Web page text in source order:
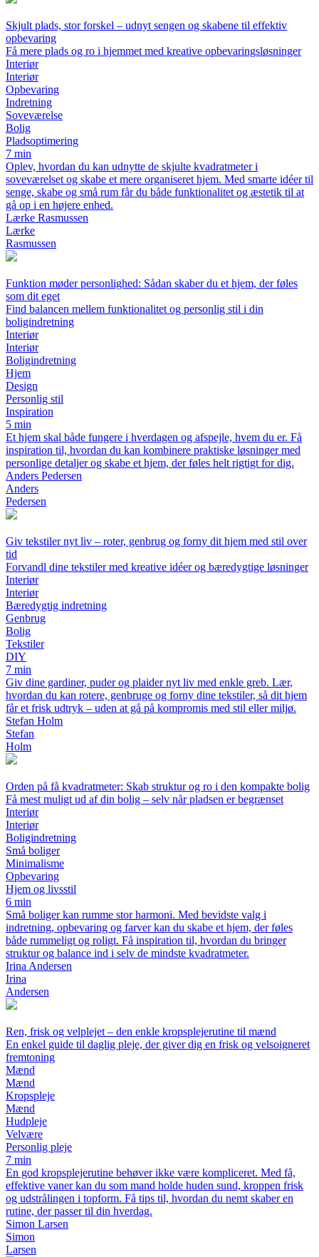
Skjult plads, stor forskel – udnyt sengen og skabene til effektiv
opbevaring
Få mere plads og ro i hjemmet med kreative opbevaringsløsninger
Interiør
Interiør
Opbevaring
Indretning
Soveværelse
Bolig
Pladsoptimering
7 min
Oplev, hvordan du kan udnytte de skjulte kvadratmeter i
soveværelset og skabe et mere organiseret hjem. Med smarte idéer til
senge, skabe og små rum får du både funktionalitet og æstetik til at
gå op i en højere enhed.
Lærke Rasmussen
Lærke
Rasmussen
Funktion møder personlighed: Sådan skaber du et hjem, der føles
som dit eget
Find balancen mellem funktionalitet og personlig stil i din
boligindretning
Interiør
Interiør
Boligindretning
Hjem
Design
Personlig stil
Inspiration
5 min
Et hjem skal både fungere i hverdagen og afspejle, hvem du er. Få
inspiration til, hvordan du kan kombinere praktiske løsninger med
personlige detaljer og skabe et hjem, der føles helt rigtigt for dig.
Anders Pedersen
Anders
Pedersen
Giv tekstiler nyt liv – roter, genbrug og forny dit hjem med stil over
tid
Forvandl dine tekstiler med kreative idéer og bæredygtige løsninger
Interiør
Interiør
Bæredygtig indretning
Genbrug
Bolig
Tekstiler
DIY
7 min
Giv dine gardiner, puder og plaider nyt liv med enkle greb. Lær,
hvordan du kan rotere, genbruge og forny dine tekstiler, så dit hjem
får et frisk udtryk – uden at gå på kompromis med stil eller miljø.
Stefan Holm
Stefan
Holm
Orden på få kvadratmeter: Skab struktur og ro i den kompakte bolig
Få mest muligt ud af din bolig – selv når pladsen er begrænset
Interiør
Interiør
Boligindretning
Små boliger
Minimalisme
Opbevaring
Hjem og livsstil
6 min
Små boliger kan rumme stor harmoni. Med bevidste valg i
indretning, opbevaring og farver kan du skabe et hjem, der føles
både rummeligt og roligt. Få inspiration til, hvordan du bringer
struktur og balance ind i selv de mindste kvadratmeter.
Irina Andersen
Irina
Andersen
Ren, frisk og velplejet – den enkle kropsplejerutine til mænd
En enkel guide til daglig pleje, der giver dig en frisk og velsoigneret
fremtoning
Mænd
Mænd
Kropspleje
Mænd
Hudpleje
Velvære
Personlig pleje
7 min
En god kropsplejerutine behøver ikke være kompliceret. Med få,
effektive vaner kan du som mand holde huden sund, kroppen frisk
og udstrålingen i topform. Få tips til, hvordan du nemt skaber en
rutine, der passer til din hverdag.
Simon Larsen
Simon
Larsen